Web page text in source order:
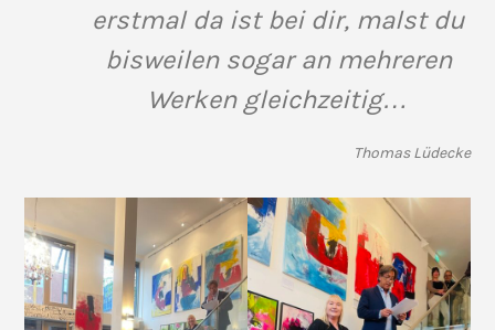
erstmal da ist bei dir, malst du
bisweilen sogar an mehreren
Werken gleichzeitig…
Thomas Lüdecke